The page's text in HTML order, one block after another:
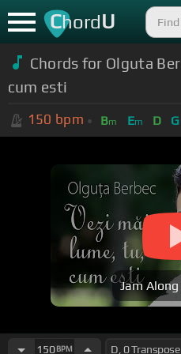
ChordU
Chords for Olguta
cum esti
150 bpm Bm Em D G
Jam
150BPM